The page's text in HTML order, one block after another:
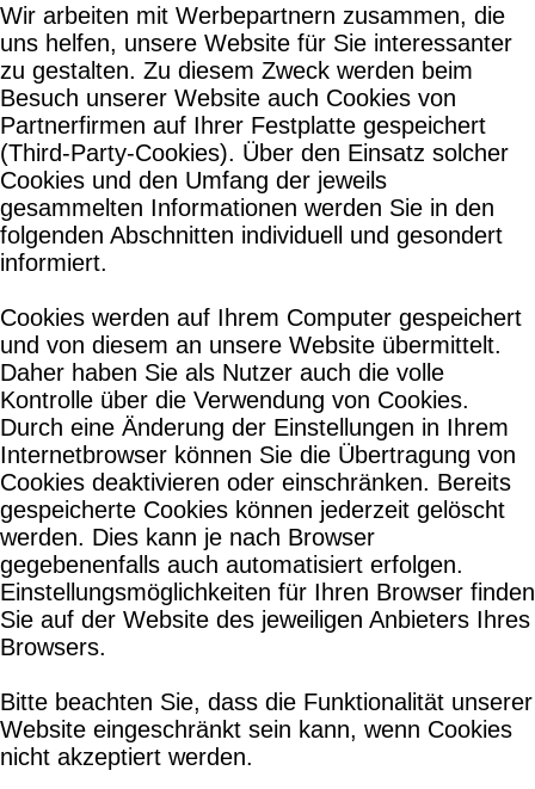
Wir arbeiten mit Werbepartnern zusammen, die
uns helfen, unsere Website für Sie interessanter
zu gestalten. Zu diesem Zweck werden beim
Besuch unserer Website auch Cookies von
Partnerfirmen auf Ihrer Festplatte gespeichert
(Third-Party-Cookies). Über den Einsatz solcher
Cookies und den Umfang der jeweils
gesammelten Informationen werden Sie in den
folgenden Abschnitten individuell und gesondert
informiert.
Cookies werden auf Ihrem Computer gespeichert
und von diesem an unsere Website übermittelt.
Daher haben Sie als Nutzer auch die volle
Kontrolle über die Verwendung von Cookies.
Durch eine Änderung der Einstellungen in Ihrem
Internetbrowser können Sie die Übertragung von
Cookies deaktivieren oder einschränken. Bereits
gespeicherte Cookies können jederzeit gelöscht
werden. Dies kann je nach Browser
gegebenenfalls auch automatisiert erfolgen.
Einstellungsmöglichkeiten für Ihren Browser finden
Sie auf der Website des jeweiligen Anbieters Ihres
Browsers.
Bitte beachten Sie, dass die Funktionalität unserer
Website eingeschränkt sein kann, wenn Cookies
nicht akzeptiert werden.